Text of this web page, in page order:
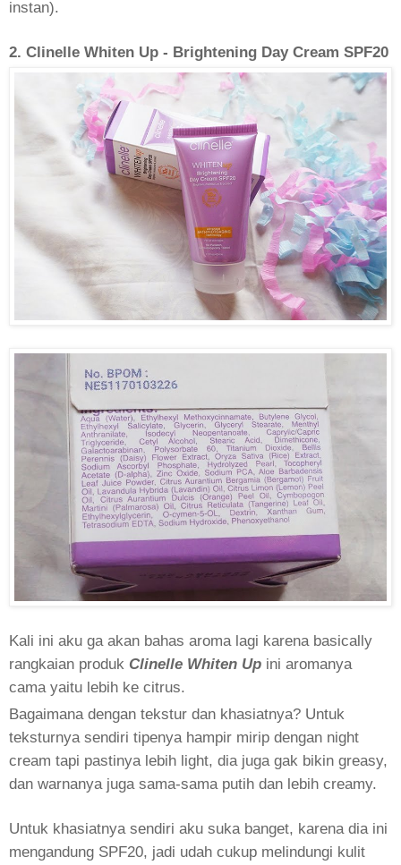
instan).
2. Clinelle Whiten Up - Brightening Day Cream SPF20
Kali ini aku ga akan bahas aroma lagi karena basically
rangkaian produk Clinelle Whiten Up ini aromanya
cama yaitu lebih ke citrus.
Bagaimana dengan tekstur dan khasiatnya? Untuk
teksturnya sendiri tipenya hampir mirip dengan night
cream tapi pastinya lebih light, dia juga gak bikin greasy,
dan warnanya juga sama-sama putih dan lebih creamy.
Untuk khasiatnya sendiri aku suka banget, karena dia ini
mengandung SPF20, jadi udah cukup melindungi kulit